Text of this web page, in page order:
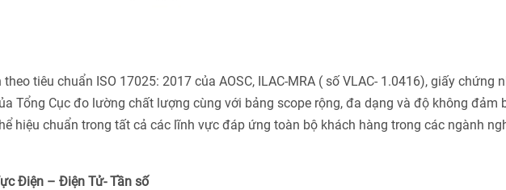
tiêu chuẩn ISO 17025: 2017 của AOSC, ILAC-MRA ( số VLAC- 1.0416), giấy chứng
Tổng Cục đo lường chất lượng cùng với bảng scope rộng, đa dạng và độ không đảm
hiệu chuẩn trong tất cả các lĩnh vực đáp ứng toàn bộ khách hàng trong các ngành
Điện – Điện Tử- Tần số